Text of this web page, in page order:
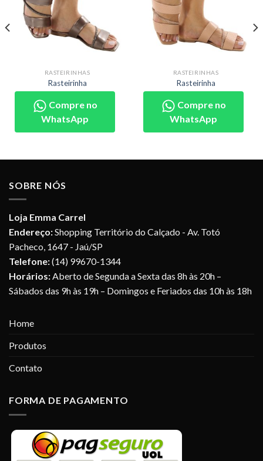
RASTEIRINHAS
Rasteirinha
Compre no
WhatsApp
RASTEIRINHAS
Rasteirinha
Compre no
WhatsApp
SOBRE NÓS
Loja Emma Carrel
Endereço:Shopping Território do Calçado - Av. Totó
Pacheco, 1647 - Jaú/SP
Telefone:(14) 99670-1344
Horários:Aberto de Segunda a Sexta das 8h às 20h –
Sábados das 9h às 19h – Domingos e Feriados das 10h às 18h
Home
Produtos
Contato
FORMA DE PAGAMENTO